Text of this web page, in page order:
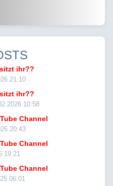
ihr??
21:10
ihr??
10:58
Channel
20:43
Channel
19:21
Channel
06:01